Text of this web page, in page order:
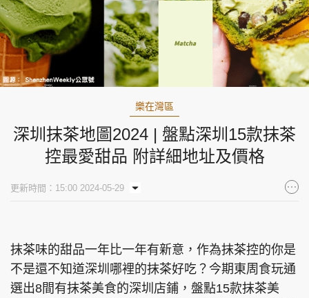
東周Ladies 優享生活
東周食玩通 會員活動
玄學靈異 東周專欄
東周刊 cazbuyer 東Touch
樂在灣區
深圳抹茶地圖2024 | 盤點深圳15款抹茶
控最愛甜品 附詳細地址及價格
更新時間：15:00 2024-05-29
抹茶味的甜品一年比一年有新意，作為抹茶控的你是
不是還不知道深圳哪裡的抹茶好吃？今期東周食玩通
選出8間有抹茶美食的深圳店鋪，盤點15款抹茶美